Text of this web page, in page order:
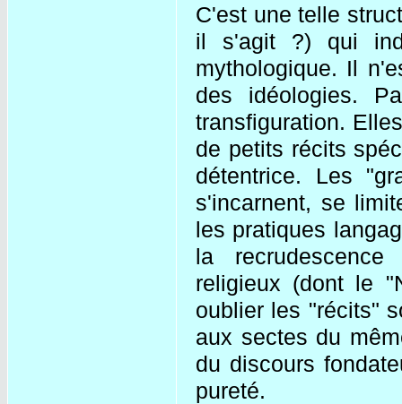
C'est une telle
il s'agit ?) qui
mythologique. Il
des idéologies.
transfiguration.
de petits récits
détentrice. Les
s'incarnent, se
les pratiques
la
religieux (dont le
oublier les "récits"
aux sectes du
du discours
pureté.